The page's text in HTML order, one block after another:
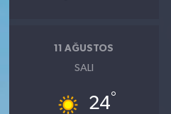
11 AĞUSTOS
SALI
24°